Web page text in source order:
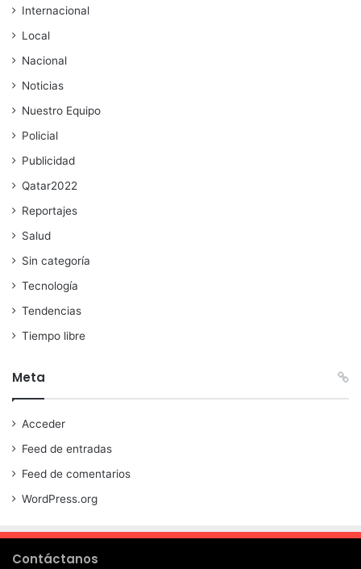
Internacional
Local
Nacional
Noticias
Nuestro Equipo
Policial
Publicidad
Qatar2022
Reportajes
Salud
Sin categoría
Tecnología
Tendencias
Tiempo libre
Meta
Acceder
Feed de entradas
Feed de comentarios
WordPress.org
Contáctanos